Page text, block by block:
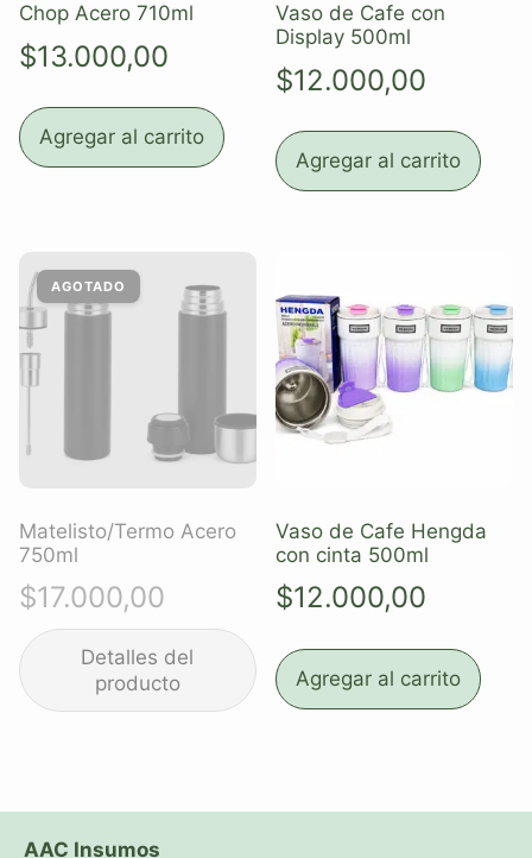
Chop Acero 710ml
$13.000,00
Agregar al carrito
Vaso de Cafe con
Display 500ml
$12.000,00
Agregar al carrito
Matelisto/Termo Acero
750ml
$17.000,00
Vaso de Cafe Hengda
con cinta 500ml
$12.000,00
Agregar al carrito
AAC Insumos